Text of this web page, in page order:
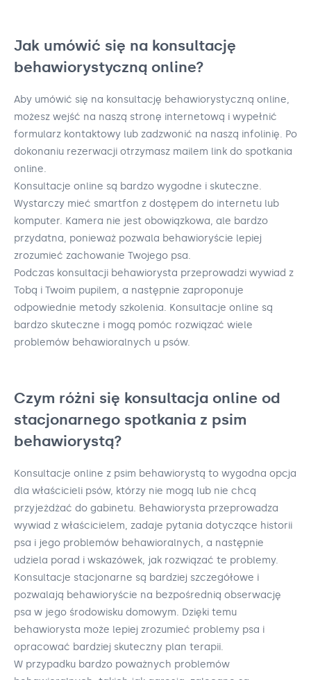
Jak umówić się na konsultację
behawiorystyczną online?
Aby umówić się na konsultację behawiorystyczną online,
możesz wejść na naszą stronę internetową i wypełnić
formularz kontaktowy lub zadzwonić na naszą infolinię. Po
dokonaniu rezerwacji otrzymasz mailem link do spotkania
online.
Konsultacje online są bardzo wygodne i skuteczne.
Wystarczy mieć smartfon z dostępem do internetu lub
komputer. Kamera nie jest obowiązkowa, ale bardzo
przydatna, ponieważ pozwala behawioryście lepiej
zrozumieć zachowanie Twojego psa.
Podczas konsultacji behawiorysta przeprowadzi wywiad z
Tobą i Twoim pupilem, a następnie zaproponuje
odpowiednie metody szkolenia. Konsultacje online są
bardzo skuteczne i mogą pomóc rozwiązać wiele
problemów behawioralnych u psów.
Czym różni się konsultacja online od
stacjonarnego spotkania z psim
behawiorystą?
Konsultacje online z psim behawiorystą to wygodna opcja
dla właścicieli psów, którzy nie mogą lub nie chcą
przyjeżdżać do gabinetu. Behawiorysta przeprowadza
wywiad z właścicielem, zadaje pytania dotyczące historii
psa i jego problemów behawioralnych, a następnie
udziela porad i wskazówek, jak rozwiązać te problemy.
Konsultacje stacjonarne są bardziej szczegółowe i
pozwalają behawioryście na bezpośrednią obserwację
psa w jego środowisku domowym. Dzięki temu
behawiorysta może lepiej zrozumieć problemy psa i
opracować bardziej skuteczny plan terapii.
W przypadku bardzo poważnych problemów